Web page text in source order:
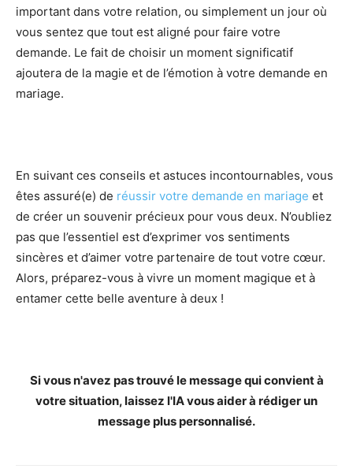
important dans votre relation, ou simplement un jour où
vous sentez que tout est aligné pour faire votre
demande. Le fait de choisir un moment significatif
ajoutera de la magie et de l’émotion à votre demande en
mariage.
En suivant ces conseils et astuces incontournables, vous
êtes assuré(e) de réussir votre demande en mariage et
de créer un souvenir précieux pour vous deux. N’oubliez
pas que l’essentiel est d’exprimer vos sentiments
sincères et d’aimer votre partenaire de tout votre cœur.
Alors, préparez-vous à vivre un moment magique et à
entamer cette belle aventure à deux !
Si vous n'avez pas trouvé le message qui convient à
votre situation, laissez l'IA vous aider à rédiger un
message plus personnalisé.